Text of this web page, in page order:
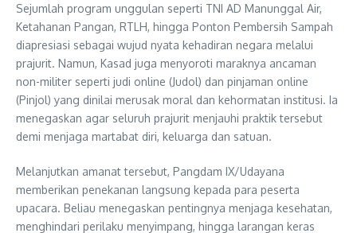
Sejumlah program unggulan seperti TNI AD Manunggal Air,
Ketahanan Pangan, RTLH, hingga Ponton Pembersih Sampah
diapresiasi sebagai wujud nyata kehadiran negara melalui
prajurit. Namun, Kasad juga menyoroti maraknya ancaman
non-militer seperti judi online (Judol) dan pinjaman online
(Pinjol) yang dinilai merusak moral dan kehormatan institusi. Ia
menegaskan agar seluruh prajurit menjauhi praktik tersebut
demi menjaga martabat diri, keluarga dan satuan.
Melanjutkan amanat tersebut, Pangdam IX/Udayana
memberikan penekanan langsung kepada para peserta
upacara. Beliau menegaskan pentingnya menjaga kesehatan,
menghindari perilaku menyimpang, hingga larangan keras